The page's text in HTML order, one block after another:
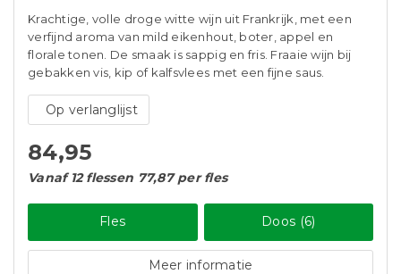
Krachtige, volle droge witte wijn uit Frankrijk, met een
verfijnd aroma van mild eikenhout, boter, appel en
florale tonen. De smaak is sappig en fris. Fraaie wijn bij
gebakken vis, kip of kalfsvlees met een fijne saus.
Op verlanglijst
84,95
Vanaf 12 flessen 77,87 per fles
Fles Doos (6)
Meer informatie